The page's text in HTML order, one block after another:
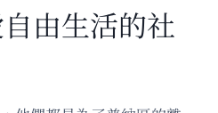
由生活的社